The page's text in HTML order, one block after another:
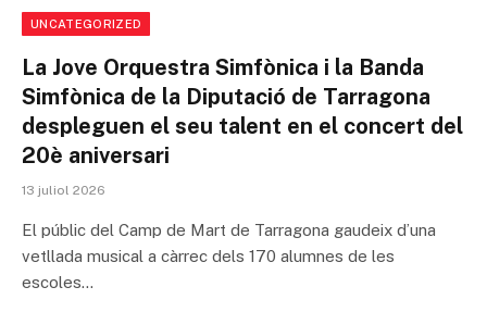
UNCATEGORIZED
La Jove Orquestra Simfònica i la Banda
Simfònica de la Diputació de Tarragona
despleguen el seu talent en el concert del
20è aniversari
13 juliol 2026
El públic del Camp de Mart de Tarragona gaudeix d’una
vetllada musical a càrrec dels 170 alumnes de les
escoles…